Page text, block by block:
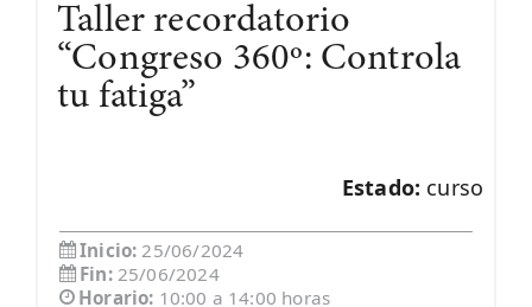
Taller recordatorio
“Congreso 360º: Controla
tu fatiga”
Estado: curso
Inicio:25/06/2024
Fin: 25/06/2024
Horario: 10:00 a 14:00 horas